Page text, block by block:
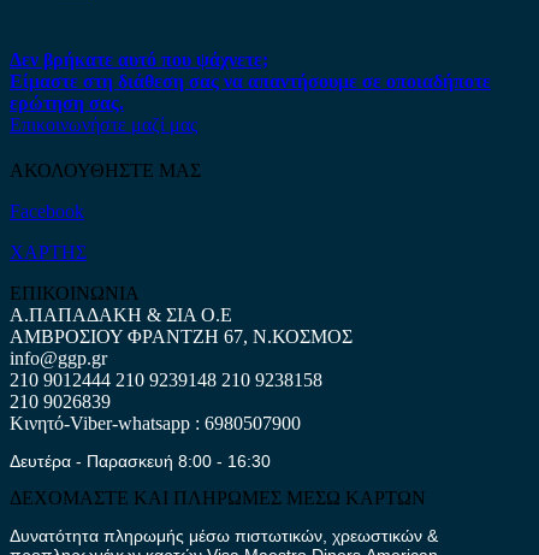
Δεν βρήκατε αυτό που ψάχνετε;
Είμαστε στη διάθεση σας να απαντήσουμε σε οποιαδήποτε
ερώτηση σας.
Επικοινωνήστε μαζί μας
ΑΚΟΛΟΥΘΗΣΤΕ ΜΑΣ
Facebook
ΧΑΡΤΗΣ
ΕΠΙΚΟΙΝΩΝΙΑ
Α.ΠΑΠΑΔΑΚΗ & ΣΙΑ Ο.Ε
ΑΜΒΡΟΣΙΟΥ ΦΡΑΝΤΖΗ 67, Ν.ΚΟΣΜΟΣ
info@ggp.gr
210 9012444 210 9239148 210 9238158
210 9026839
Κινητό-Viber-whatsapp : 6980507900
Δευτέρα - Παρασκευή 8:00 - 16:30
ΔΕΧΟΜΑΣΤΕ ΚΑΙ ΠΛΗΡΩΜΕΣ ΜΕΣΩ ΚΑΡΤΩΝ
Δυνατότητα πληρωμής μέσω πιστωτικών, χρεωστικών &